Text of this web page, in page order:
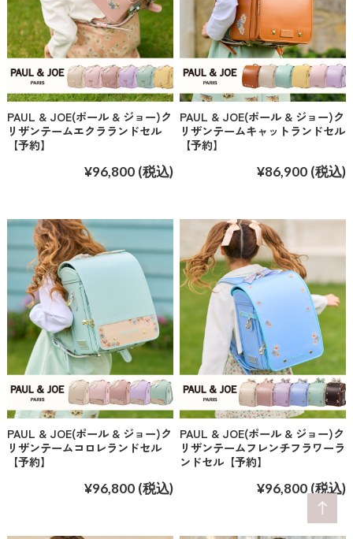
PAUL & JOE(ポール & ジョー)ク
リザンテームエクラランドセル
【予約】
¥96,800 (税込)
PAUL & JOE(ポール & ジョー)ク
リザンテームキャットランドセル
【予約】
¥86,900 (税込)
PAUL & JOE(ポール & ジョー)ク
リザンテームコロレランドセル
【予約】
¥96,800 (税込)
PAUL & JOE(ポール & ジョー)ク
リザンテームフレンチフラワーラ
ンドセル【予約】
¥96,800 (税込)